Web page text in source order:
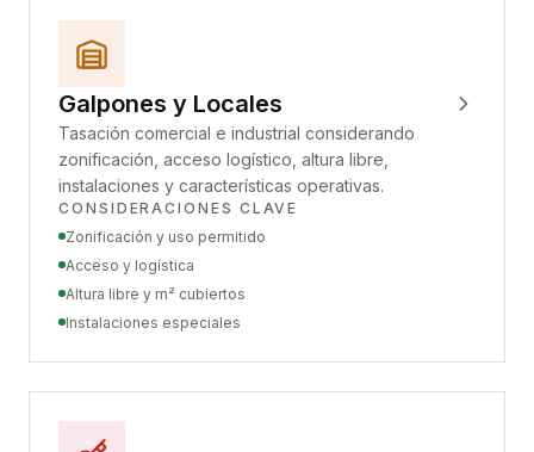
Galpones y Locales
Tasación comercial e industrial considerando
zonificación, acceso logístico, altura libre,
instalaciones y características operativas.
CONSIDERACIONES CLAVE
Zonificación y uso permitido
Acceso y logística
Altura libre y m² cubiertos
Instalaciones especiales